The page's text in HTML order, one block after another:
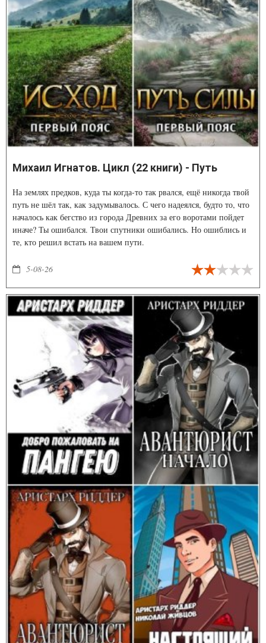
Михаил Игнатов. Цикл (22 книги) - Путь
На землях предков, куда ты когда-то так рвался, ещё никогда твой
путь не шёл так, как задумывалось. С чего надеялся, будто то, что
началось как бегство из города Древних за его воротами пойдет
иначе? Ты ошибался. Твои спутники ошибались. Но ошиблись и
те, кто решил встать на вашем пути.
5-08-26